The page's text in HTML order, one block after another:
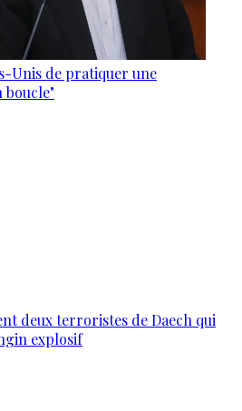
Unis de pratiquer une
boucle"
deux terroristes de Daech qui
explosif